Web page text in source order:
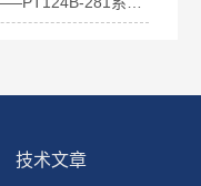
技术文章